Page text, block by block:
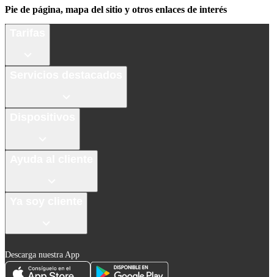
Pie de página, mapa del sitio y otros enlaces de interés
Descarga nuestra App